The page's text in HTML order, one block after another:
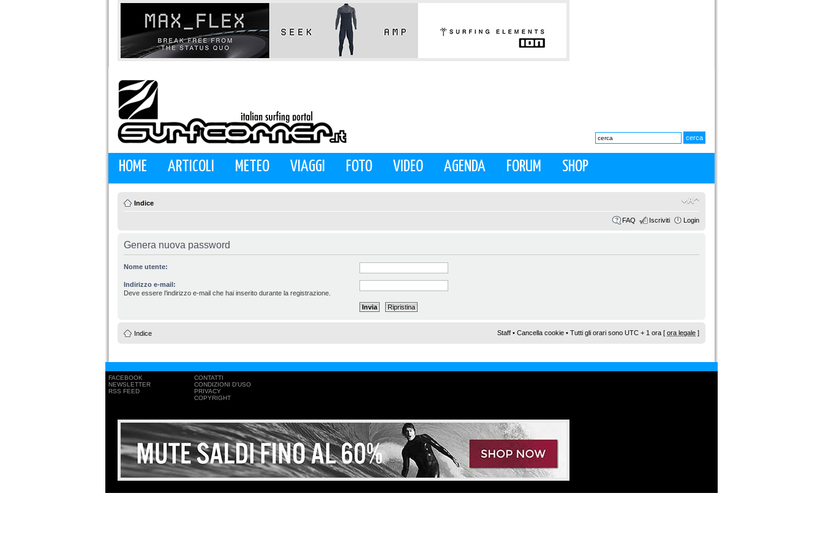
HOME ARTICOLI METEO VIAGGI FOTO VIDEO AGENDA FORUM SHOP
Indice
FAQ Iscriviti Login
Genera nuova password
Nome utente:
Indirizzo e-mail:
Deve essere l’indirizzo e-mail che hai inserito durante la registrazione.
Indice Staff • Cancella cookie • Tutti gli orari sono UTC + 1 ora [ ora legale ]
FACEBOOK
NEWSLETTER
RSS FEED
CONTATTI
CONDIZIONI D'USO
PRIVACY
COPYRIGHT